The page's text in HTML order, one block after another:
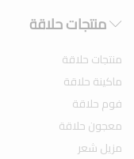
منتجات حلاقة
منتجات حلاقة
ماكينة حلاقة
فوم حلاقة
معجون حلاقة
مزيل شعر